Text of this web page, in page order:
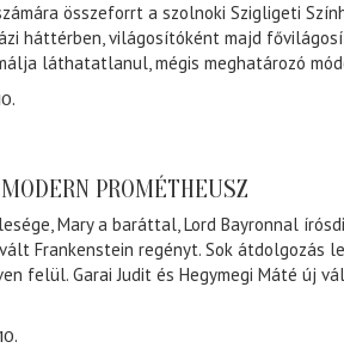
összeforrt a szolnoki Szigligeti
háttérben, világosítóként majd
láthatatlanul, mégis meghatározó
PROMÉTHEUSZ
Mary a baráttal, Lord Bayronnal
Frankenstein regényt. Sok átdolgozás
felül. Garai Judit és Hegymegi Máté új